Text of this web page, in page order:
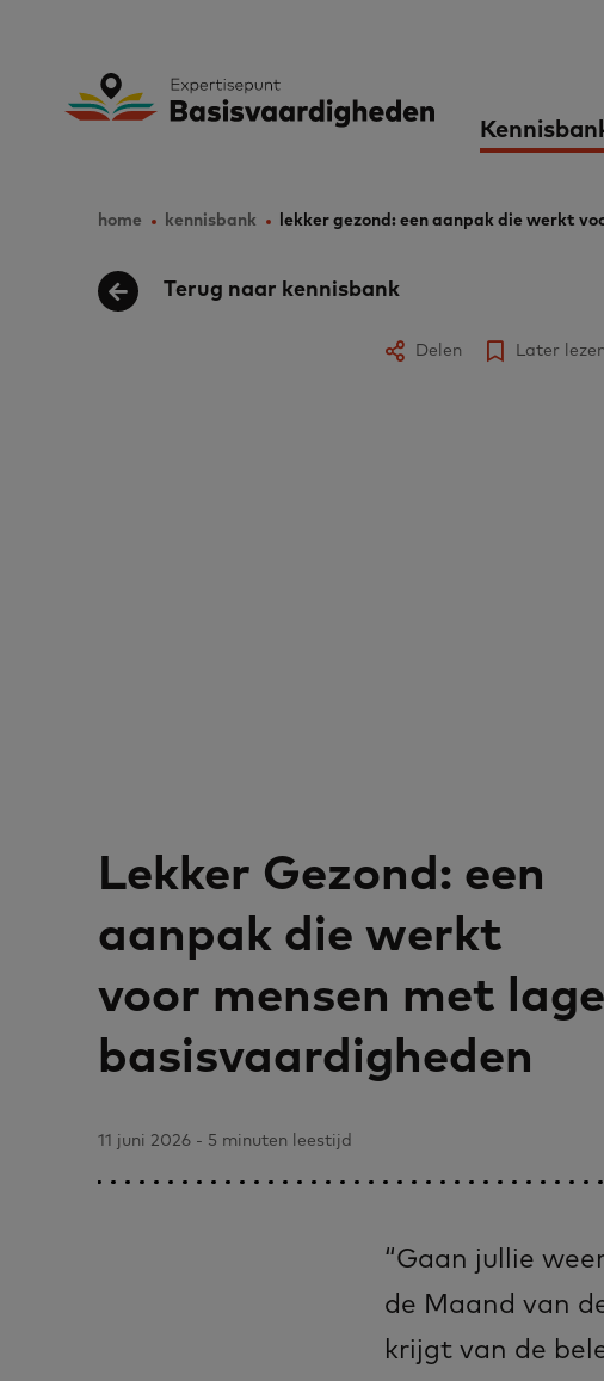
main
Expertisepunt Main
Breadcrumb
home kennisbank lekker gezond: een aanpak die werkt
Terug naar kennisbank
Delen Later
Lekker Gezond: een
aanpak die werkt
voor mensen met lage
basisvaardigheden
11 juni 2026 - 5 minuten leestijd
“Gaan jullie
de Maand van
krijgt van de